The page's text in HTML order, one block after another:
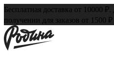
Бесплатная доставка от 10000
получении для заказов от 1500 ₽